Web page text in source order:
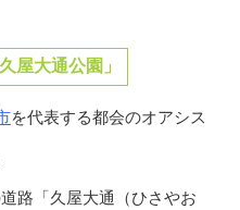
屋大通公園」
を代表する都会のオアシス
路「久屋大通（ひさやお